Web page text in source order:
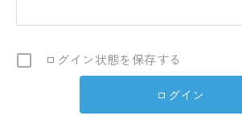
ログイン状態を保存する